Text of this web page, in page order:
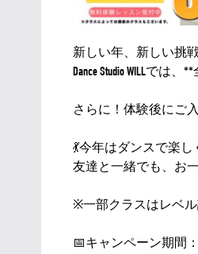
新しい年、新しい挑
Dance Studio WILLで
さらに！体験後にご
💃今年はダンスで楽
友達と一緒でも、お
※一部クラスはレベ
📅キャンペーン期間